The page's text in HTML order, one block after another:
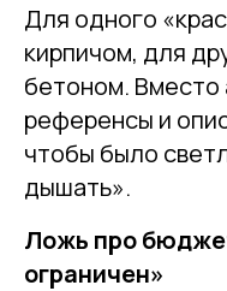
Для одного
кирпичом, для
бетоном. Вместо
референсы и
чтобы было
дышать».
Ложь про
ограничен»